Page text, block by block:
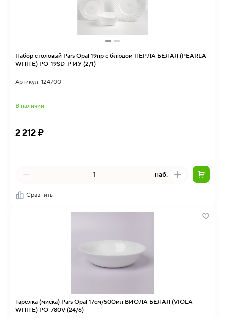
Набор столовый Pars Opal 19пр с блюдом ПЕРЛА БЕЛАЯ (PEARLA
WHITE) PO-19SD-P ИУ (2/1)
Артикул: 124700
В наличии
2 212 ₽
наб.
Сравнить
Тарелка (миска) Pars Opal 17см/500мл ВИОЛА БЕЛАЯ (VIOLA
WHITE) PO-780V (24/6)